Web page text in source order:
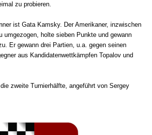
zu probieren.
ist Gata Kamsky. Der Amerikaner, inzwischen
umgezogen, holte sieben Punkte und gewann
Er gewann drei Partien, u.a. gegen seinen
aus Kandidatenwettkämpfen Topalov und
zweite Turnierhälfte, angeführt von Sergey